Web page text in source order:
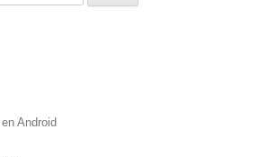
Android